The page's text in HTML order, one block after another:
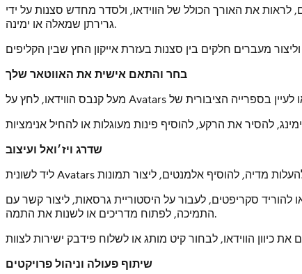
את האורך הכולל של הווידאו, ולסדר מחדש סצנות על ידי
גרירתן שמאלה או ימינה.
בחר והתאם אישית את האווטאר שלך
שדרג ויז׳ואל ועיצוב
סקריפטים, לעבור על היסטוריית גרסאות, ליצור קשר עם
התמיכה, לפתוח מדריכים או לשנות את התמה.
שיתוף פעולה וניהול פרויקטים